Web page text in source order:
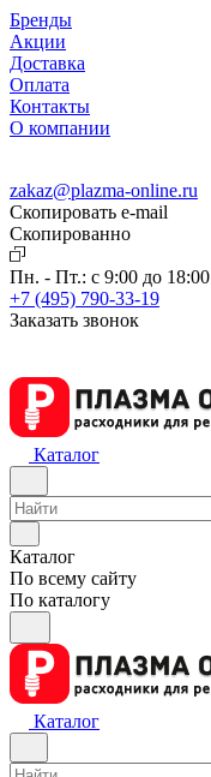
Бренды
Акции
Доставка
Оплата
Контакты
О компании
zakaz@plazma-online.ru
Скопировать e-mail
Cкопированно
Пн. - Пт.: с 9:00 до 18:00
+7 (495) 790-33-19
Заказать звонок
Каталог
Каталог
По всему сайту
По каталогу
Каталог